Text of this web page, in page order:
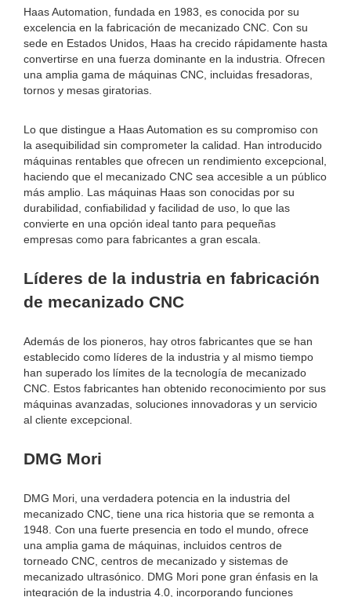
Haas Automation, fundada en 1983, es conocida por su
excelencia en la fabricación de mecanizado CNC. Con su
sede en Estados Unidos, Haas ha crecido rápidamente hasta
convertirse en una fuerza dominante en la industria. Ofrecen
una amplia gama de máquinas CNC, incluidas fresadoras,
tornos y mesas giratorias.
Lo que distingue a Haas Automation es su compromiso con
la asequibilidad sin comprometer la calidad. Han introducido
máquinas rentables que ofrecen un rendimiento excepcional,
haciendo que el mecanizado CNC sea accesible a un público
más amplio. Las máquinas Haas son conocidas por su
durabilidad, confiabilidad y facilidad de uso, lo que las
convierte en una opción ideal tanto para pequeñas
empresas como para fabricantes a gran escala.
Líderes de la industria en fabricación
de mecanizado CNC
Además de los pioneros, hay otros fabricantes que se han
establecido como líderes de la industria y al mismo tiempo
han superado los límites de la tecnología de mecanizado
CNC. Estos fabricantes han obtenido reconocimiento por sus
máquinas avanzadas, soluciones innovadoras y un servicio
al cliente excepcional.
DMG Mori
DMG Mori, una verdadera potencia en la industria del
mecanizado CNC, tiene una rica historia que se remonta a
1948. Con una fuerte presencia en todo el mundo, ofrece
una amplia gama de máquinas, incluidos centros de
torneado CNC, centros de mecanizado y sistemas de
mecanizado ultrasónico. DMG Mori pone gran énfasis en la
integración de la industria 4.0, incorporando funciones